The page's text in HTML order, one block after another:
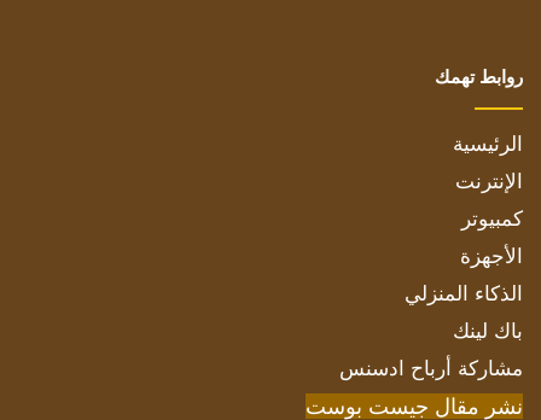
روابط تهمك
الرئيسية
الإنترنت
كمبيوتر
الأجهزة
الذكاء المنزلي
باك لينك
مشاركة أرباح ادسنس
نشر مقال جيست بوست